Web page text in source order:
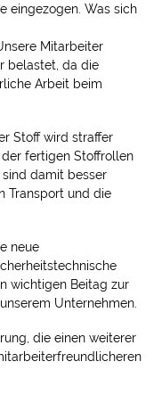
eingezogen. Was sich
Mitarbeiter
belastet, da die
Arbeit beim
Stoff wird straffer
fertigen Stoffrollen
damit besser
Transport und die
neue
wichtigen Beitag zur
Unternehmen.
die einen weiterer